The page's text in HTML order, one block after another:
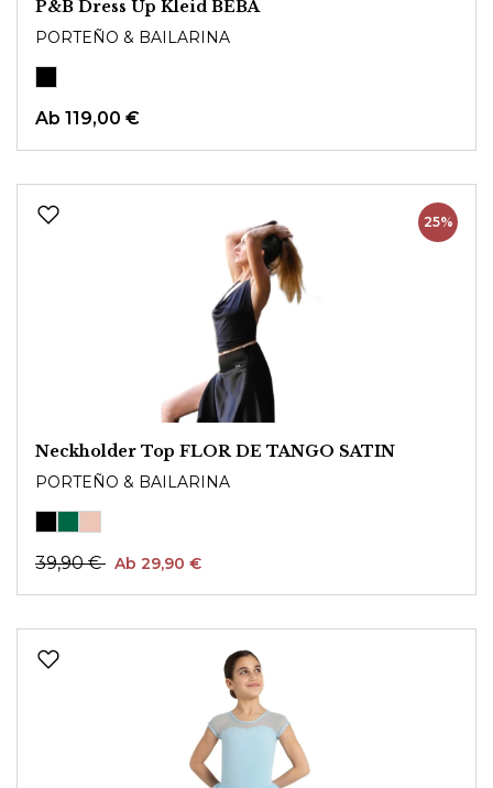
P&B Dress Up Kleid BEBA
PORTEÑO & BAILARINA
Ab 119,00 €
25%
Neckholder Top FLOR DE TANGO SATIN
PORTEÑO & BAILARINA
39,90 € Ab 29,90 €